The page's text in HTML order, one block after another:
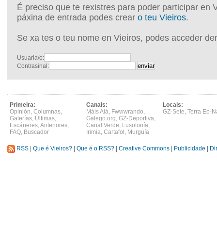
É preciso que te rexistres para poder participar en
páxina de entrada podes crear o teu Vieiros.
Se xa tes o teu nome en Vieiros, podes acceder
Usuaria/o:
Contrasinal:
Primeira:
Opinión, Columnas,
Galerías, Últimas,
Escáneres,Anteriores,
FAQ, Buscador
Canais:
Máis Alá, Fwwwrando,
Galego.org, GZ-Deportiva,
Canal Verde, Lusofonía,
Irimia, Cartafol , Murguía
Locais:
GZ-Sete, Terra Eo-
RSS Que é Vieiros? Que é o RSS? Creative Commons Publicidade